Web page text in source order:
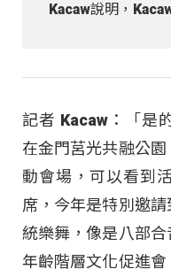
Kacaw說明，
記者 Kacaw：「是
在金門莒光共融公
動會場，可以看到
席，今年是特別邀
統樂舞，像是八部
年齡階層文化促進